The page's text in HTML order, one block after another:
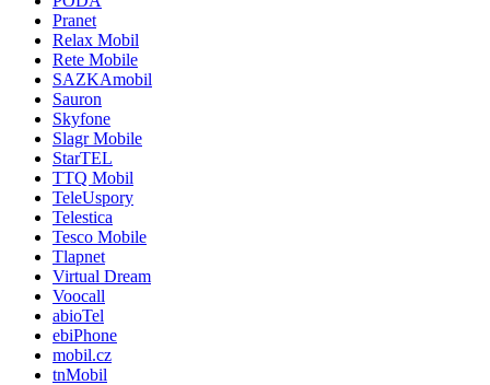
Pranet
Relax Mobil
Rete Mobile
SAZKAmobil
Sauron
Skyfone
Slagr Mobile
StarTEL
TTQ Mobil
TeleUspory
Telestica
Tesco Mobile
Tlapnet
Virtual Dream
Voocall
abioTel
ebiPhone
mobil.cz
tnMobil